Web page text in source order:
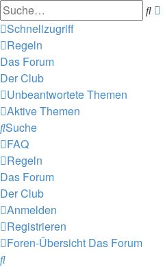
Schnellzugriff
Regeln
Das Forum
Der Club
Unbeantwortete Themen
Aktive Themen
Suche
FAQ
Regeln
Das Forum
Der Club
Anmelden
Registrieren
Foren-Übersicht Das Forum
Suche